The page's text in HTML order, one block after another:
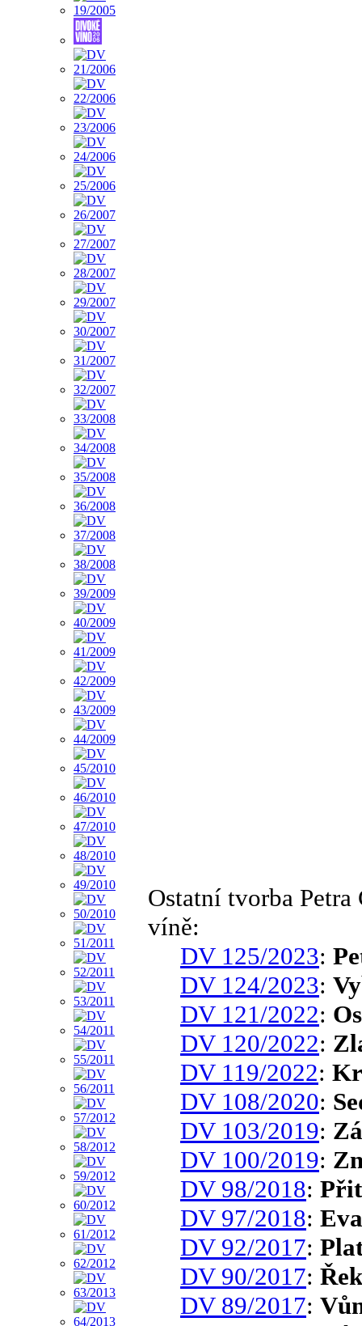
Ostatní tvorba
víně:
DV 125/2023:
DV 124/2023:
DV 121/2022:
DV 120/2022:
DV 119/2022:
DV 108/2020:
DV 103/2019:
DV 100/2019:
DV 98/2018:
DV 97/2018:
DV 92/2017:
DV 90/2017:
DV 89/2017: